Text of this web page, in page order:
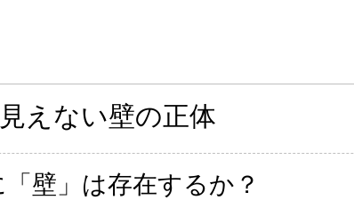
えない壁の正体
「壁」は存在するか？